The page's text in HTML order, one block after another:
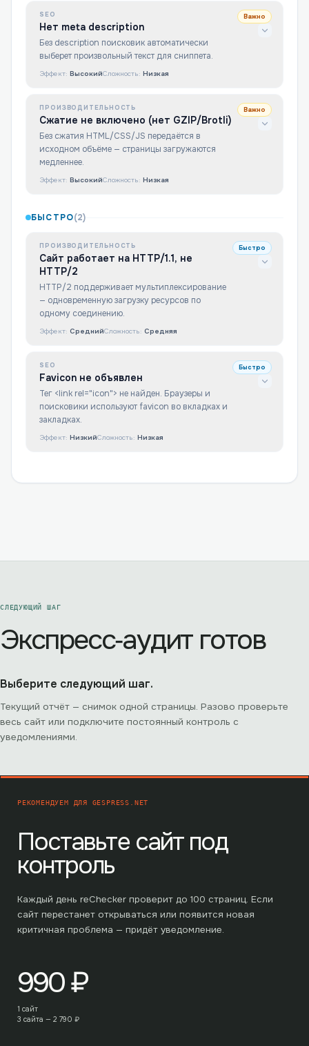
SEO
Нет meta description
Без description поисковик автоматически
выберет произвольный текст для сниппета.
Важно
Эффект: ВысокийСложность: Низкая
ПРОИЗВОДИТЕЛЬНОСТЬ
Сжатие не включено (нет GZIP/Brotli)
Без сжатия HTML/CSS/JS передаётся в
исходном объёме — страницы загружаются
медленнее.
Важно
Эффект: ВысокийСложность: Низкая
БЫСТРО(2)
ПРОИЗВОДИТЕЛЬНОСТЬ
Сайт работает на HTTP/1.1, не
HTTP/2
HTTP/2 поддерживает мультиплексирование
— одновременную загрузку ресурсов по
одному соединению.
Быстро
Эффект: СреднийСложность: Средняя
SEO
Favicon не объявлен
Тег <link rel="icon"> не найден. Браузеры и
поисковики используют favicon во вкладках и
закладках.
Быстро
Эффект: НизкийСложность: Низкая
СЛЕДУЮЩИЙ ШАГ
Экспресс‑аудит готов
Выберите следующий шаг.
Текущий отчёт — снимок одной страницы. Разово проверьте
весь сайт или подключите постоянный контроль с
уведомлениями.
РЕКОМЕНДУЕМ ДЛЯ GESPRESS.NET
Поставьте сайт под
контроль
Каждый день reChecker проверит до 100 страниц. Если
сайт перестанет открываться или появится новая
критичная проблема — придёт уведомление.
990₽
1 сайт
3 сайта — 2 790 ₽